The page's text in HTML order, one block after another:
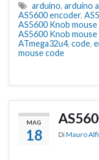
arduino, arduino
AS5600 encoder,
AS5600 Knob
AS5600 Knob mouse
ATmega32u4, code,
mouse code
MAG
18 DiMauro